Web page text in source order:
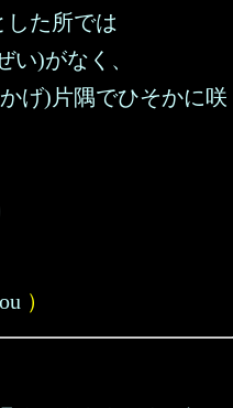
した所では
い)がなく、
げ)片隅でひそかに咲
）